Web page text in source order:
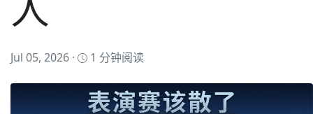
Jul 05, 2026 · 1 分钟阅读